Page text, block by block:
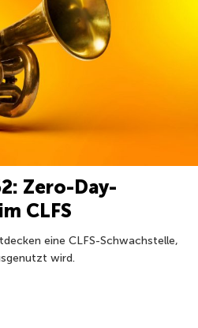
Zero-Day-
CLFS
eine CLFS-Schwachstelle,
wird.